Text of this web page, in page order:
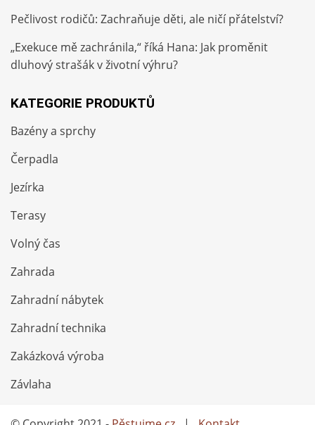
Pečlivost rodičů: Zachraňuje děti, ale ničí přátelství?
„Exekuce mě zachránila,“ říká Hana: Jak proměnit
dluhový strašák v životní výhru?
KATEGORIE PRODUKTŮ
Bazény a sprchy
Čerpadla
Jezírka
Terasy
Volný čas
Zahrada
Zahradní nábytek
Zahradní technika
Zakázková výroba
Závlaha